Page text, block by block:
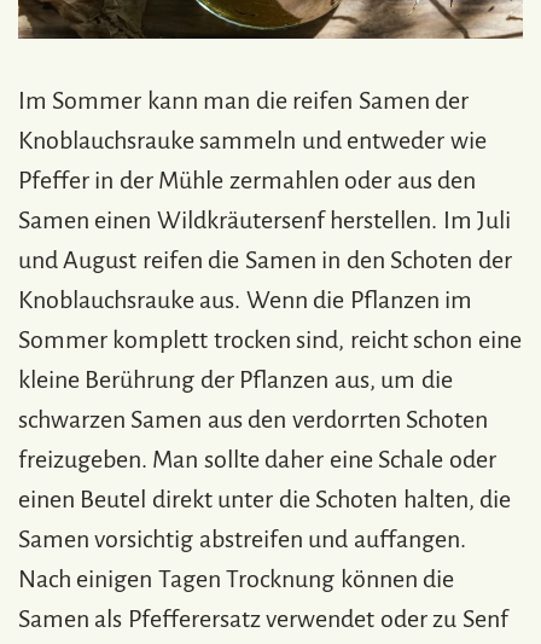
Im Sommer kann man die reifen Samen der
Knoblauchsrauke sammeln und entweder wie
Pfeffer in der Mühle zermahlen oder aus den
Samen einen Wildkräutersenf herstellen. Im Juli
und August reifen die Samen in den Schoten der
Knoblauchsrauke aus. Wenn die Pflanzen im
Sommer komplett trocken sind, reicht schon eine
kleine Berührung der Pflanzen aus, um die
schwarzen Samen aus den verdorrten Schoten
freizugeben. Man sollte daher eine Schale oder
einen Beutel direkt unter die Schoten halten, die
Samen vorsichtig abstreifen und auffangen.
Nach einigen Tagen Trocknung können die
Samen als Pfefferersatz verwendet oder zu Senf